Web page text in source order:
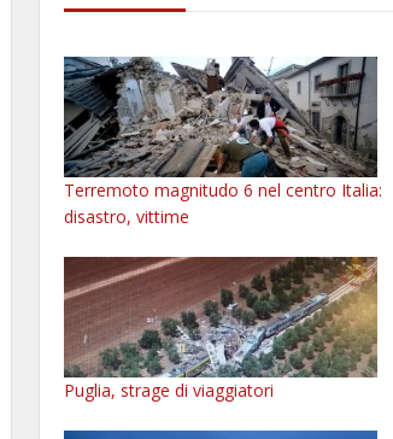
Terremoto magnitudo 6 nel centro Italia:
disastro, vittime
Puglia, strage di viaggiatori